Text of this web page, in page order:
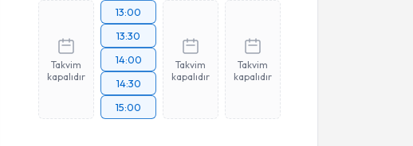
Takvim
kapalıdır
13:00
13:30
14:00
14:30
15:00
Takvim
kapalıdır
Takvim
kapalıdır